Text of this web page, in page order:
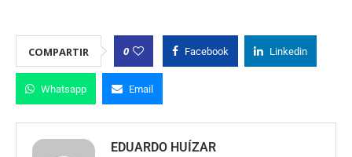
COMPARTIR 0 Facebook Linkedin
Whatsapp Email
EDUARDO HUÍZAR